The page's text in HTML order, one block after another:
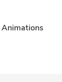
Animations